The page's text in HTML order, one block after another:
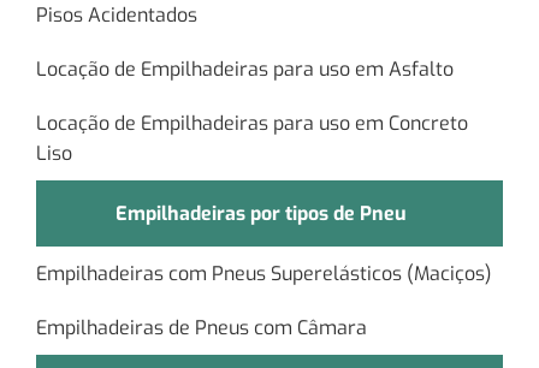
Pisos Acidentados
Locação de Empilhadeiras para uso em Asfalto
Locação de Empilhadeiras para uso em Concreto
Liso
Empilhadeiras por tipos de Pneu
Empilhadeiras com Pneus Superelásticos (Maciços)
Empilhadeiras de Pneus com Câmara